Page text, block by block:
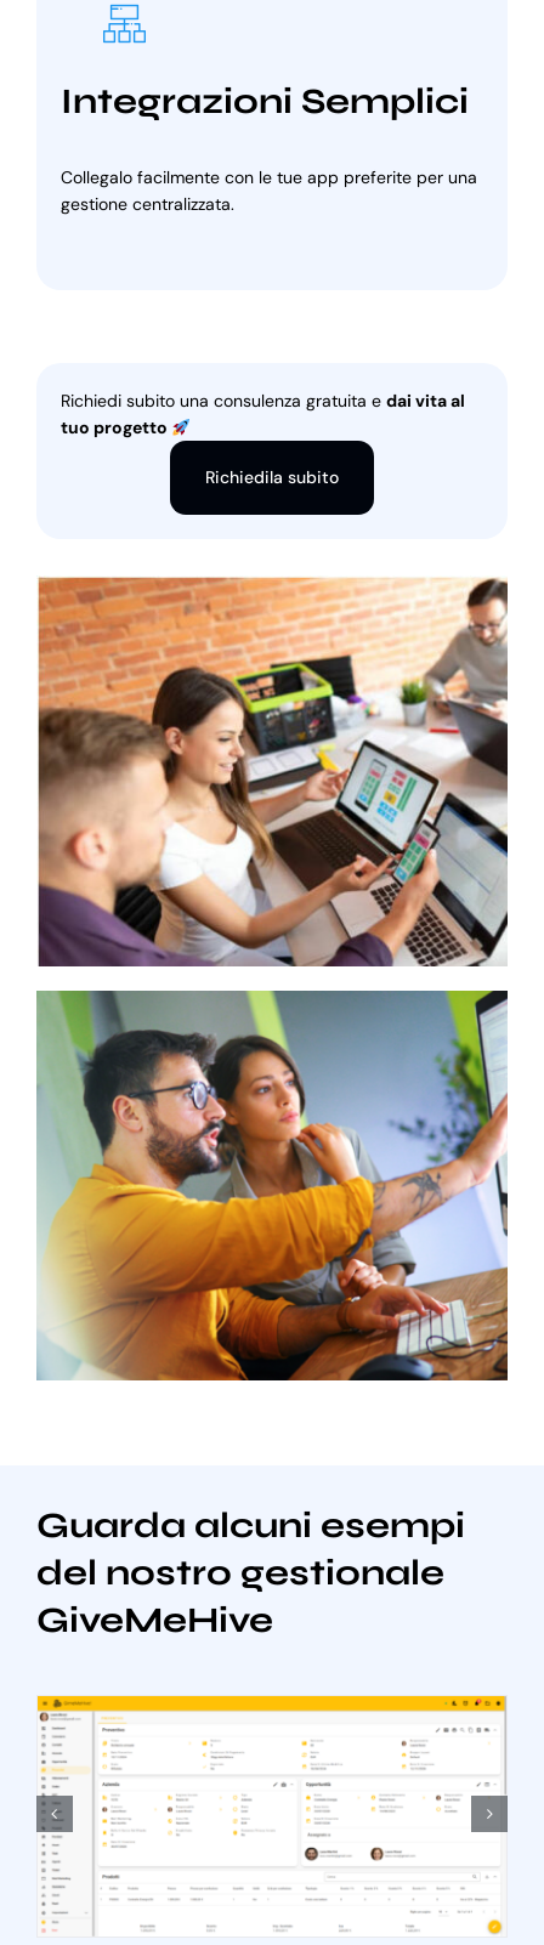
Integrazioni Semplici
Collegalo facilmente con le tue app preferite per una
gestione centralizzata.
Richiedi subito una consulenza gratuita e dai vita al
tuo progetto
Richiedila subito
Guarda alcuni esempi
del nostro gestionale
GiveMeHive